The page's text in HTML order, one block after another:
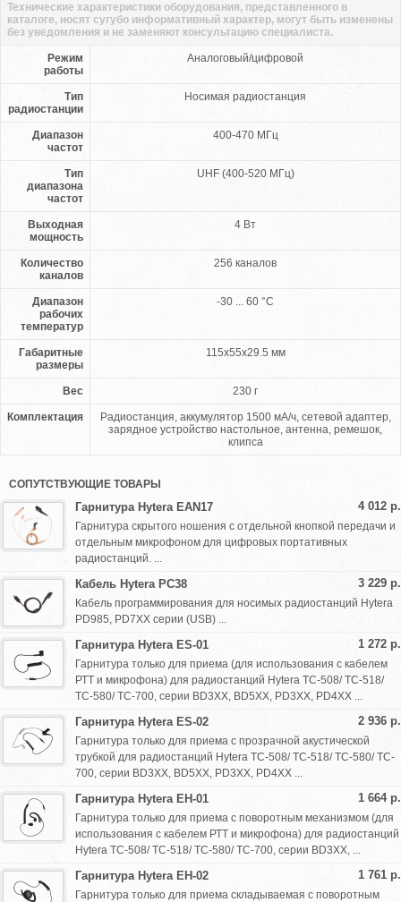
Режим
работы
Аналоговый/цифровой
Тип
радиостанции
Носимая радиостанция
Диапазон
частот
400-470 МГц
Тип
диапазона
частот
UHF (400-520 МГц)
Выходная
мощность
4 Вт
Количество
каналов
256 каналов
Диапазон
рабочих
температур
-30 ... 60 °С
Габаритные
размеры
115х55х29.5 мм
Вес 230 г
Комплектация
Радиостанция, аккумулятор 1500 мА/ч, сетевой адаптер,
зарядное устройство настольное, антенна, ремешок,
клипса
Технические характеристики оборудования, представленного в
каталоге, носят сугубо информативный характер, могут быть изменены
без уведомления и не заменяют консультацию специалиста.
СОПУТСТВУЮЩИЕ ТОВАРЫ
4 012 р.
Гарнитура Hytera EAN17
Гарнитура скрытого ношения с отдельной кнопкой передачи и
отдельным микрофоном для цифровых портативных
радиостанций. ...
3 229 р.
Кабель Hytera PC38
Кабель программирования для носимых радиостанций Hytera
PD985, PD7XX серии (USB) ...
1 272 р.
Гарнитура Hytera ES-01
Гарнитура только для приема (для использования с кабелем
РТТ и микрофона) для радиостанций Hytera TC-508/ TC-518/
TC-580/ TC-700, серии BD3XX, BD5XX, PD3XX, PD4XX ...
2 936 р.
Гарнитура Hytera ES-02
Гарнитура только для приема с прозрачной акустической
трубкой для радиостанций Hytera TC-508/ TC-518/ TC-580/ TC-
700, серии BD3XX, BD5XX, PD3XX, PD4XX ...
1 664 р.
Гарнитура Hytera EH-01
Гарнитура только для приема с поворотным механизмом (для
использования с кабелем РТТ и микрофона) для радиостанций
Hytera TC-508/ TC-518/ TC-580/ TC-700, серии BD3XX, ...
1 761 р.
Гарнитура Hytera EH-02
Гарнитура только для приема складываемая с поворотным